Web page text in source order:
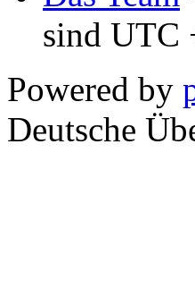
sind UTC
Powered by
Deutsche